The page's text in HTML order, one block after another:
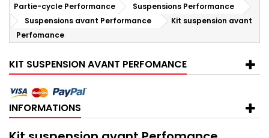
Partie-cycle Performance
Suspensions Performance
Suspensions avant Performance
Kit suspension avant
Perfomance
KIT SUSPENSION AVANT PERFOMANCE
INFORMATIONS